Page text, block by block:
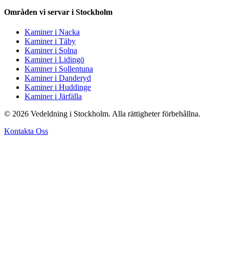
Områden vi servar i Stockholm
Kaminer i Nacka
Kaminer i Täby
Kaminer i Solna
Kaminer i Lidingö
Kaminer i Sollentuna
Kaminer i Danderyd
Kaminer i Huddinge
Kaminer i Järfälla
© 2026 Vedeldning i Stockholm. Alla rättigheter förbehållna.
Kontakta Oss